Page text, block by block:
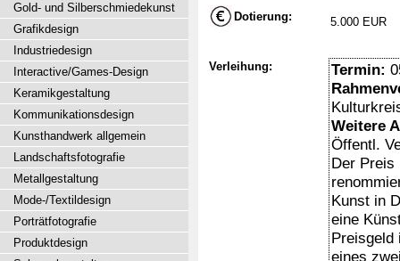
Dotierung: 5.000 EUR
Verleihung: Termin:
Weitere
Öffentl.
Der Preis
Kunst in
eine
Preisgeld
eines
Gold- und Silberschmiedekunst
Grafikdesign
Industriedesign
Interactive/Games-Design
Keramikgestaltung
Kommunikationsdesign
Kunsthandwerk allgemein
Landschaftsfotografie
Metallgestaltung
Mode-/Textildesign
Porträtfotografie
Produktdesign